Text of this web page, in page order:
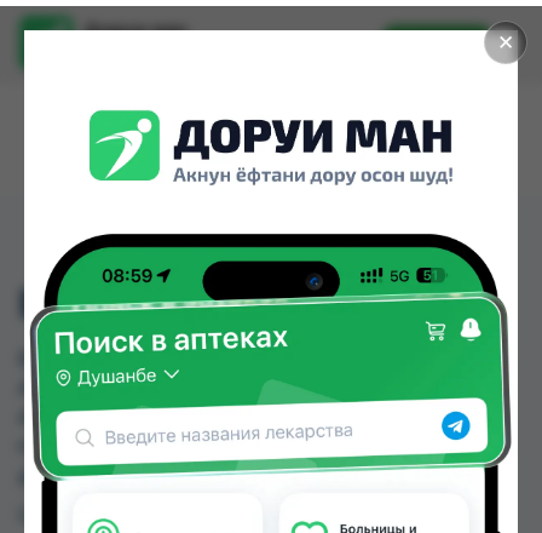
✕
Доруи ман
Установить
ВОДА
ВОДА можно купить или заказать в аптеках,
Абубакри Карим, Авиценна, АЗИЗ ВАКО ,
Алишер-К, Амирӣ, Аптека + 24/7, Аптека Алфавит
по цене от 5.00 TJS до 145.00 TJS в Душанбе и
других городах Таджикистана
Цена: от5.00 TJS